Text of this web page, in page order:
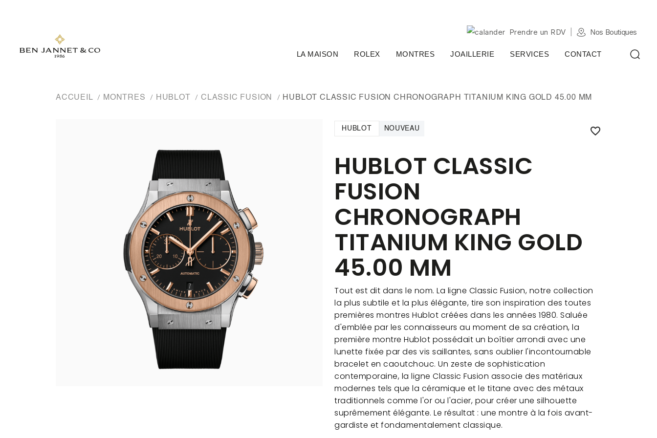
Prendre un RDV Nos Boutiques
LA MAISON ROLEX MONTRES JOAILLERIE SERVICES CONTACT
ACCUEIL MONTRES HUBLOT CLASSIC FUSION HUBLOT CLASSIC FUSION CHRONOGRAPH TITANIUM KING GOLD 45.00 MM
HUBLOT NOUVEAU 
HUBLOT CLASSIC
FUSION
CHRONOGRAPH
TITANIUM KING GOLD
45.00 MM
Tout est dit dans le nom. La ligne Classic Fusion, notre collection
la plus subtile et la plus élégante, tire son inspiration des toutes
premières montres Hublot créées dans les années 1980. Saluée
d'emblée par les connaisseurs au moment de sa création, la
première montre Hublot possédait un boîtier arrondi avec une
lunette fixée par des vis saillantes, sans oublier l'incontournable
bracelet en caoutchouc. Un zeste de sophistication
contemporaine, la ligne Classic Fusion associe des matériaux
modernes tels que la céramique et le titane avec des métaux
traditionnels comme l'or ou l'acier, pour créer une silhouette
suprêmement élégante. Le résultat : une montre à la fois avant-
gardiste et fondamentalement classique.